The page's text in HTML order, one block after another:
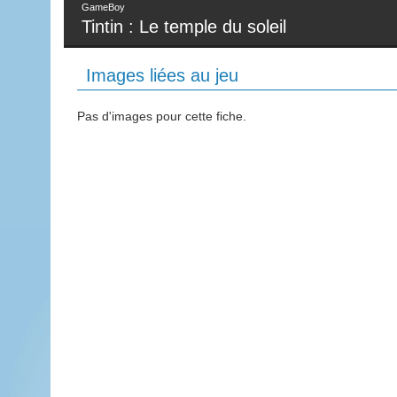
GameBoy
Tintin : Le temple du soleil
Images liées au jeu
Pas d'images pour cette fiche.